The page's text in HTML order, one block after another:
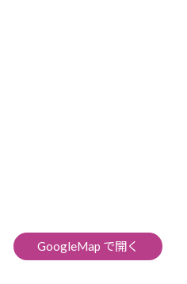
GoogleMap で開く